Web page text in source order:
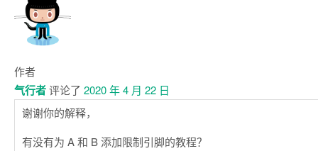
作者
气行者评论了 2020 年 4 月 22 日
谢谢你的解释，
有没有为 A 和 B 添加限制引脚的教程？